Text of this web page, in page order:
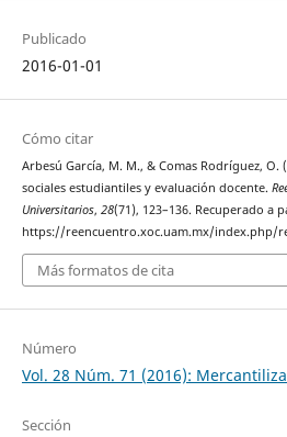
Publicado
2016-01-01
Cómo citar
Arbesú García, M. M., & Comas Rodríguez, O.
sociales estudiantiles y evaluación docente.
Universitarios, 28(71), 123–136. Recuperado a
https://reencuentro.xoc.uam.mx/index.php/
Más formatos de cita
Número
Vol. 28 Núm. 71 (2016):
Sección